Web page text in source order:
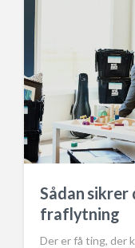
Sådan
fraflytning
Der er få ting, der